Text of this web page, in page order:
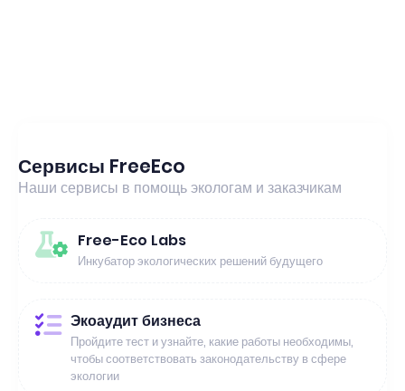
Сервисы FreeEco
Наши сервисы в помощь экологам и заказчикам
Free-Eco Labs
Инкубатор экологических решений будущего
Экоаудит бизнеса
Пройдите тест и узнайте, какие работы необходимы,
чтобы соответствовать законодательству в сфере
экологии